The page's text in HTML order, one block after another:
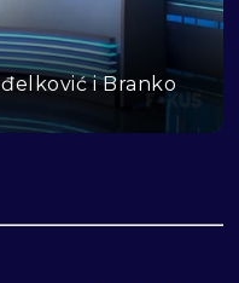
i Branko